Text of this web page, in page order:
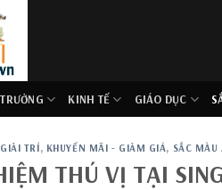
KINH TẾ GIÁO DỤC
GIẢI TRÍ, KHUYẾN MÃI - GIẢM GIÁ, SẮC MÀU
THÚ VỊ TẠI